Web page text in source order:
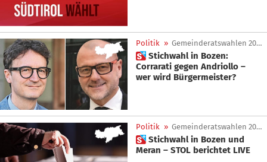
Politik » Gemeinderatswahlen 2025
 Stichwahl in Bozen:
Corrarati gegen Andriollo –
wer wird Bürgermeister?
Politik » Gemeinderatswahlen 2025
 Stichwahl in Bozen und
Meran – STOL berichtet LIVE